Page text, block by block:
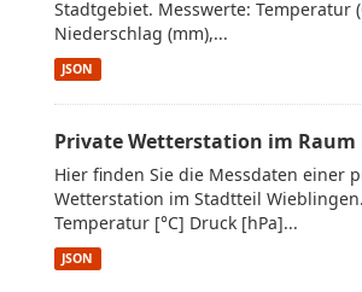
Stadtgebiet. Messwerte: Temperatur
Niederschlag (mm),...
JSON
Private Wetterstation im Raum
Hier finden Sie die Messdaten einer
Wetterstation im Stadtteil
Temperatur [°C] Druck [hPa]...
JSON